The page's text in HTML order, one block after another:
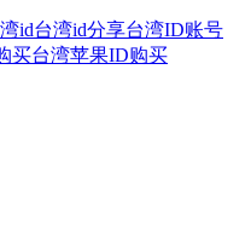
id台湾id分享台湾ID账号
买台湾苹果ID购买